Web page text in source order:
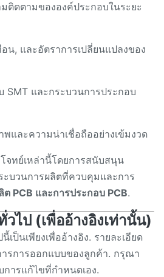
ติดตามขององค์ประกอบในระยะ
น, และอัตราการเปลี่ยนแปลงของ
SMT และกระบวนการประกอบ
และความน่าเชื่อถืออย่างเข้มงวด
จทย์เหล่านี้โดยการสนับสนุน
ะบวนการผลิตที่ควบคุมและการ
ต PCB และการประกอบ PCB.
ไป (เพื่ออ้างอิงเท่านั้น)
เป็นเพียงเพื่ออ้างอิง. รายละเอียด
รการออกแบบของลูกค้า. กรุณา
การแก้ไขที่กําหนดเอง.